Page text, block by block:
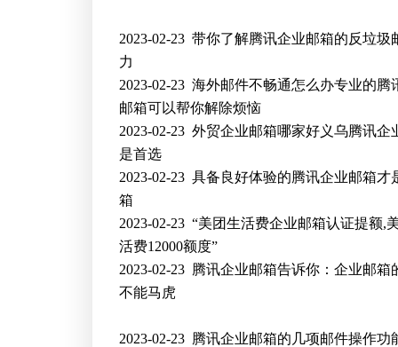
2023-02-23带你了解腾讯企业邮箱的反垃圾
力
2023-02-23海外邮件不畅通怎么办专业的腾
邮箱可以帮你解除烦恼
2023-02-23外贸企业邮箱哪家好义乌腾讯企
是首选
2023-02-23具备良好体验的腾讯企业邮箱才
箱
2023-02-23“美团生活费企业邮箱认证提额,
活费12000额度”
2023-02-23 腾讯企业邮箱告诉你：企业邮箱
不能马虎
2023-02-23 腾讯企业邮箱的几项邮件操作功